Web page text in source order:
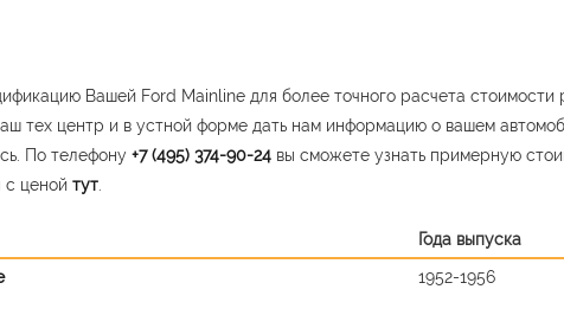
Вашей Ford Mainline для более точного расчета
тех центр и в устной форме дать нам информацию о вашем
По телефону +7 (495) 374-90-24 вы сможете узнать примерную
с ценой тут
Года выпуска
1952-1956